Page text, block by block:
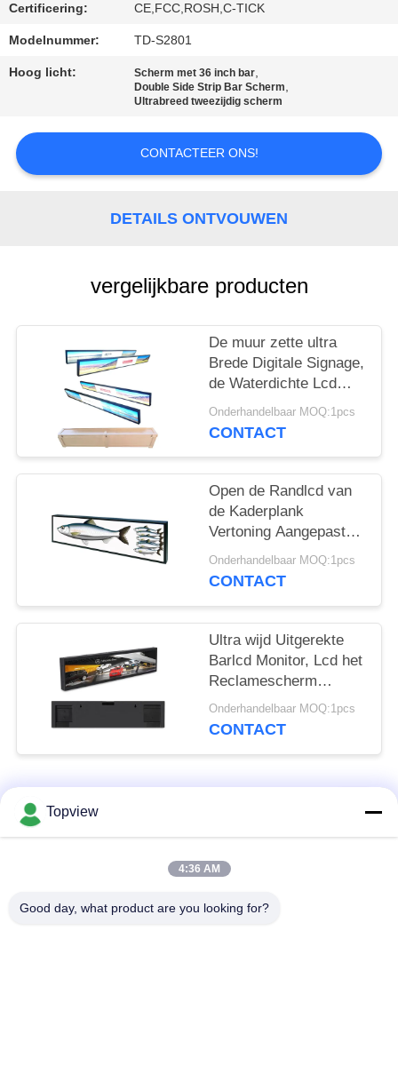
VERZOEK
OM EEN
CITAAT
SITEMAP
Certificering: CE,FCC,ROSH,C-TICK
Modelnummer: TD-S2801
Hoog licht: Scherm met 36 inch bar,
Double Side Strip Bar Scherm,
Ultrabreed tweezijdig scherm
CONTACTEER ONS!
DETAILS ONTVOUWEN
vergelijkbare producten
De muur zette ultra
Brede Digitale Signage,
de Waterdichte Lcd
Vertoning van
Metaalshell op
Onderhandelbaar MOQ:1pcs
CONTACT
Open de Randlcd van
de Kaderplank
Vertoning Aangepaste
Kleur 50.000
Urencomité het Leven
Onderhandelbaar MOQ:1pcs
CONTACT
Ultra wijd Uitgerekte
Barlcd Monitor, Lcd het
Reclamescherm
0.102x0.285mm
Pixelhoogte
Onderhandelbaar MOQ:1pcs
CONTACT
populaire categorieën
Binnen digitale
Topview
4:36 AM
Good day, what product are you looking for?